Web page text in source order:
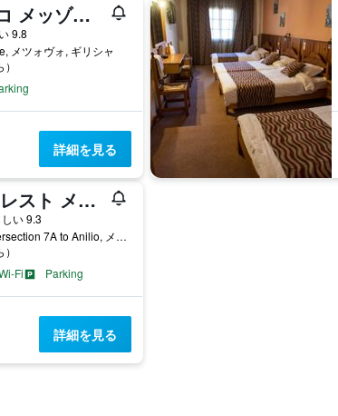
アルコンティコ メッゾォヴォウ ブティック ホテル
9.8
メツォヴォ, ギリシャ
詳細を見る
グランド フォレスト メツォボ
い 9.3
Egnatia Motorway - Intersection 7A to Anilio, メツォヴォ, ギリシャ
Fi Parking
詳細を見る